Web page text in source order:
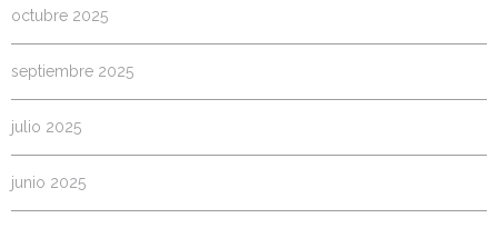
octubre 2025
septiembre 2025
julio 2025
junio 2025